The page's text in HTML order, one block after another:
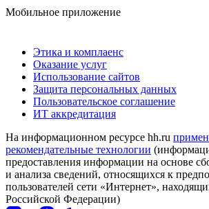
Мобильное приложение
Этика и комплаенс
Оказание услуг
Использование сайтов
Защита персональных данных
Пользовательское соглашение
ИТ аккредитация
На информационном ресурсе hh.ru
рекомендательные технологии
предоставления информации на основе
и анализа сведений, относящихся к
пользователей сети «Интернет»,
Российской Федерации)